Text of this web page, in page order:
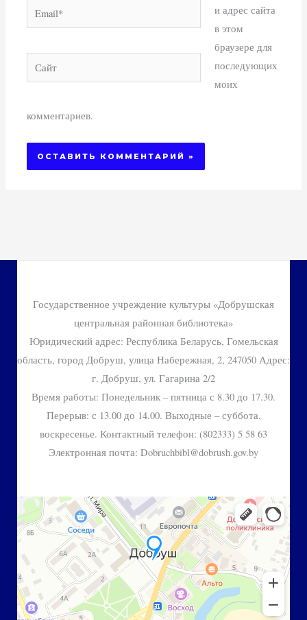
Email*
Сайт
и адрес сайта
в этом
браузере для
последующих
моих
комментариев.
Государственное учреждение культуры «Добрушская
центральная районная библиотека»
Юридический адрес: Республика Беларусь, Гомельская
область, город Добруш, улица Набережная, 2, 247050 Адрес:
г. Добруш, ул. Гагарина 2/2
Время работы: Понедельник – пятница с 8.30 до 17.30.
Перерыв: с 13.00 до 14.00. Выходные – суббота,
воскресенье. Контактный телефон: (802333) 5 58 63
Электронная почта: Dobruchbibl@dobrush.gov.by